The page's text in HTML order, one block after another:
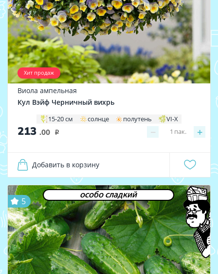
Хит продаж
Виола ампельная
Кул Вэйф Черничный вихрь
15-20 см солнце полутень VI-X
213 .00 i − +
1 пак.
Добавить в корзину
особо сладкий
5